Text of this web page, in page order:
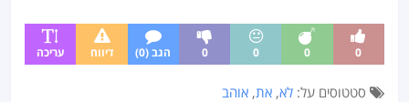
0
0
0
0 הגב (0) דיווח עריכה
סטטוסים על:לא,את,אוהב